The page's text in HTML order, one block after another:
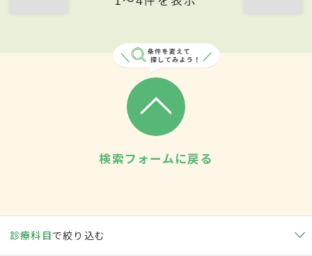
検索フォームに戻る
診療科目で絞り込む